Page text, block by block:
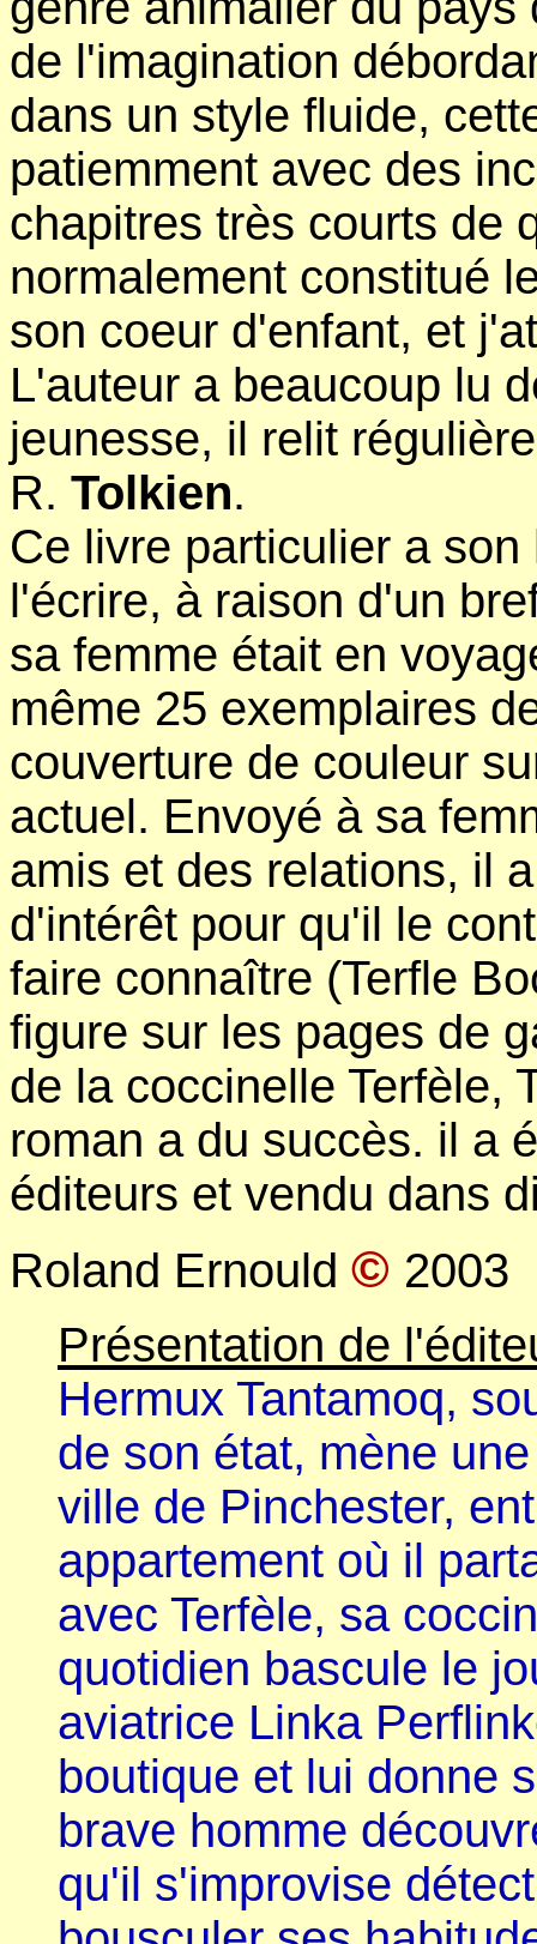
de l'imagination
dans un style fluide,
patiemment avec des
chapitres très courts de
normalement constitué
son coeur d'enfant, et
L'auteur a beaucoup lu
jeunesse, il relit
R. Tolkien.
Ce livre particulier a
l'écrire, à raison d'un
sa femme était en
même 25 exemplaires
couverture de couleur
actuel. Envoyé à sa
amis et des relations, il
d'intérêt pour qu'il le
faire connaître (Terfle
figure sur les pages de
de la coccinelle Terfèle,
roman a du succès. il a
éditeurs et vendu dans
Roland Ernould © 2003
Présentation de
Hermux Tantamoq,
de son état, mène
ville de Pinchester,
appartement où il
avec Terfèle, sa
quotidien bascule le
aviatrice Linka
boutique et lui donne
brave homme
qu'il s'improvise